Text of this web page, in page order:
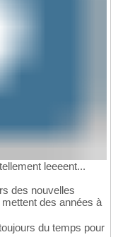
leeeent...
des nouvelles
des années à
du temps pour